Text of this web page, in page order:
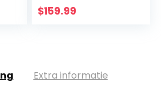
Mini Restaurant
$159.99
Extra informatie